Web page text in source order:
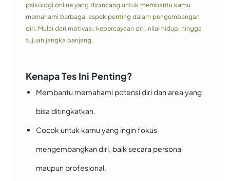
psikologi online yang dirancang untuk membantu kamu
memahami berbagai aspek penting dalam pengembangan
diri. Mulai dari motivasi, kepercayaan diri, nilai hidup, hingga
tujuan jangka panjang.
Kenapa Tes Ini Penting?
Membantu memahami potensi diri dan area yang
bisa ditingkatkan.
Cocok untuk kamu yang ingin fokus
mengembangkan diri, baik secara personal
maupun profesional.